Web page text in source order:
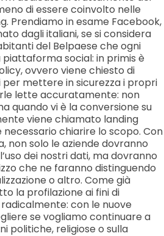
di essere coinvolto nelle
Prendiamo in esame Facebook,
dagli italiani, se si considera
del Belpaese che ogni
piattaforma social: in primis è
ovvero viene chiesto di
mettere in sicurezza i propri
lette accuratamente: non
quando vi è la conversione su
viene chiamato landing
chiarire lo scopo. Con
non solo le aziende dovranno
dei nostri dati, ma dovranno
che ne faranno distinguendo
o altro. Come già
la profilazione ai fini di
con le nuove
se vogliamo continuare a
politiche, religiose o sulla